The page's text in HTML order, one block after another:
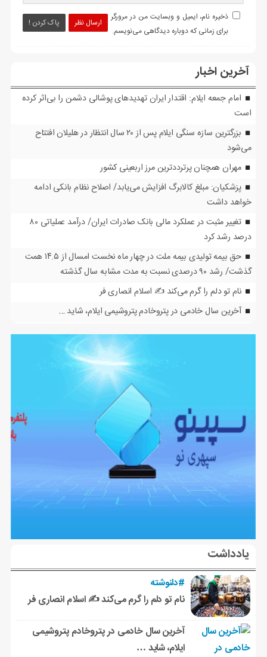
ارسال نظر پاک کردن !
ذخیره نام، ایمیل و وبسایت من در مرورگر
برای زمانی که دوباره دیدگاهی می‌نویسم.
آخرین اخبار
امام جمعه ایلام: اقتدار ایران تهدیدهای پوشالی دشمن را بی‌اثر کرده
است
بزرگترین سازه سنگی ایلام پس از ۲۰ سال انتظار در هلیلان افتتاح
می‌شود
مهران همچنان پرترددترین مرز اربعینی کشور
پزشکیان: مبلغ کالابرگ افزایش می‌یابد/ اصلاح نظام بانکی ادامه
خواهد داشت
تغییر مثبت در عملکرد مالی بانک صادرات ایران/ درآمد عملیاتی ۸۰
درصد رشد کرد
حق بیمه تولیدی بیمه ملت در چهار ماه نخست امسال از ۱۴.۵ همت
گذشت/ رشد ۹۰ درصدی نسبت به مدت مشابه سال گذشته
نام تو دلم را گرم می‌کند ✍️ اسلام انصاری فر
آخرین سال خادمی در پتروخادم پتروشیمی ایلام، شاید …
یادداشت
#دلنوشته
نام تو دلم را گرم می‌کند ✍️ اسلام انصاری فر
آخرین سال خادمی در پتروخادم پتروشیمی
ایلام، شاید …